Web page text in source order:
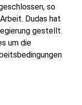
so
Dudas hat
gestellt.
um die